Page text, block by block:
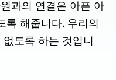
과의 연결은 아픈 아
록 해줍니다. 우리의
도록 하는 것입니